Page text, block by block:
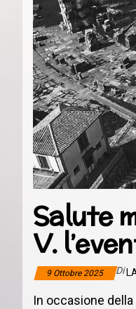
Salute
V.
9 Ottobre 2025 Di
In occasione